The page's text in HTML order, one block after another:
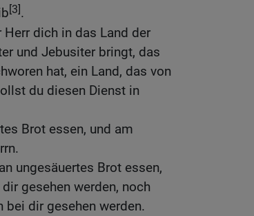
[3].
dich in das Land der
und Jebusiter bringt, das
hat, ein Land, das von
du diesen Dienst in
Brot essen, und am
ungesäuertes Brot essen,
gesehen werden, noch
bei dir gesehen werden.